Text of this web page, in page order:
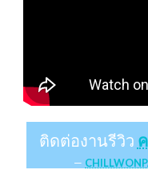
ติดต่องานรีวิว